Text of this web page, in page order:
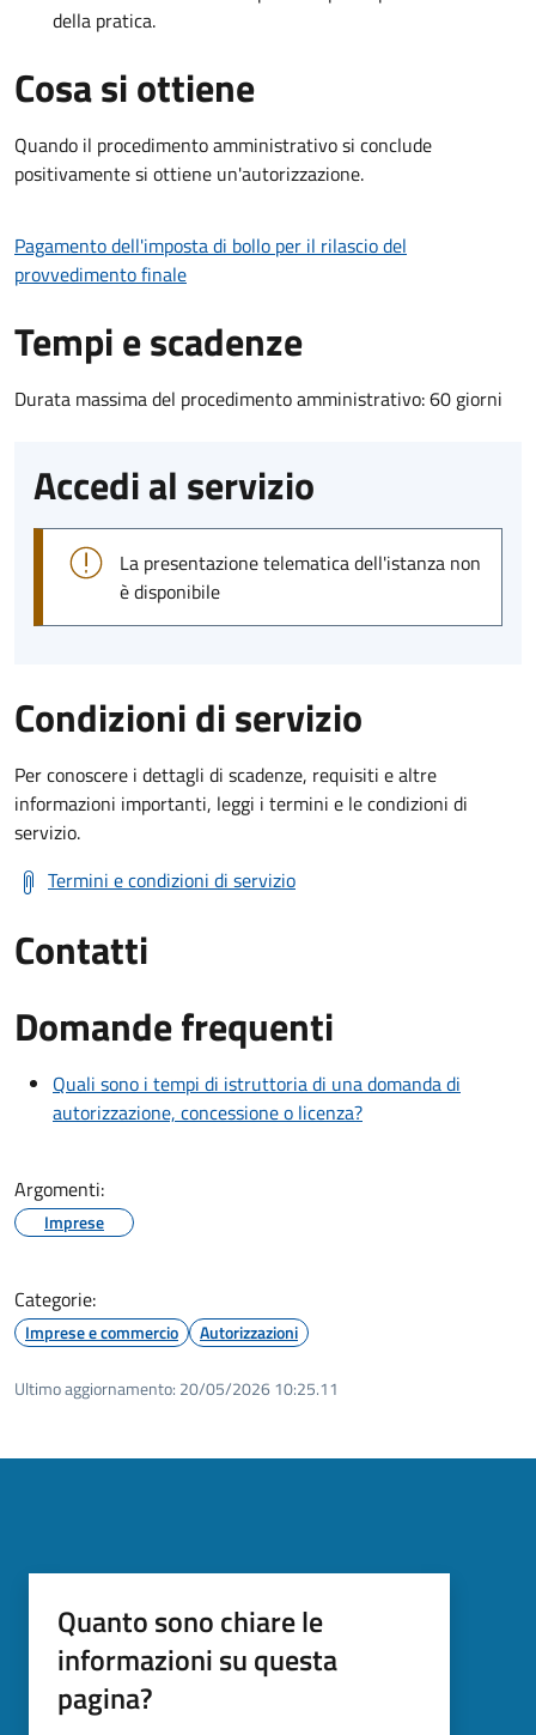
della pratica.
Cosa si ottiene
Quando il procedimento amministrativo si conclude
positivamente si ottiene un'autorizzazione.
Pagamento dell'imposta di bollo per il rilascio del
provvedimento finale
Tempi e scadenze
Durata massima del procedimento amministrativo: 60 giorni
Accedi al servizio
La presentazione telematica dell'istanza non
è disponibile
Condizioni di servizio
Per conoscere i dettagli di scadenze, requisiti e altre
informazioni importanti, leggi i termini e le condizioni di
servizio.
Termini e condizioni di servizio
Contatti
Domande frequenti
Quali sono i tempi di istruttoria di una domanda di
autorizzazione, concessione o licenza?
Argomenti:
Imprese
Categorie:
Imprese e commercio Autorizzazioni
Ultimo aggiornamento: 20/05/2026 10:25.11
Quanto sono chiare le
informazioni su questa
pagina?